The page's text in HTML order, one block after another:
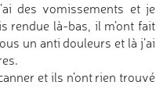
des vomissements et je
rendue là-bas, il m’ont fait
un anti douleurs et là j’ai
et ils n’ont rien trouvé